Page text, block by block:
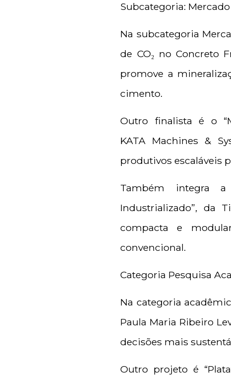
Subcategoria: Mercado
Na subcategoria
de CO₂ no Concreto
promove a
cimento.
Outro finalista é o
KATA Machines &
produtivos escaláveis
Também integra a
Industrializado”, da
compacta e
convencional.
Categoria Pesquisa
Na categoria
Paula Maria Ribeiro
decisões mais
Outro projeto é